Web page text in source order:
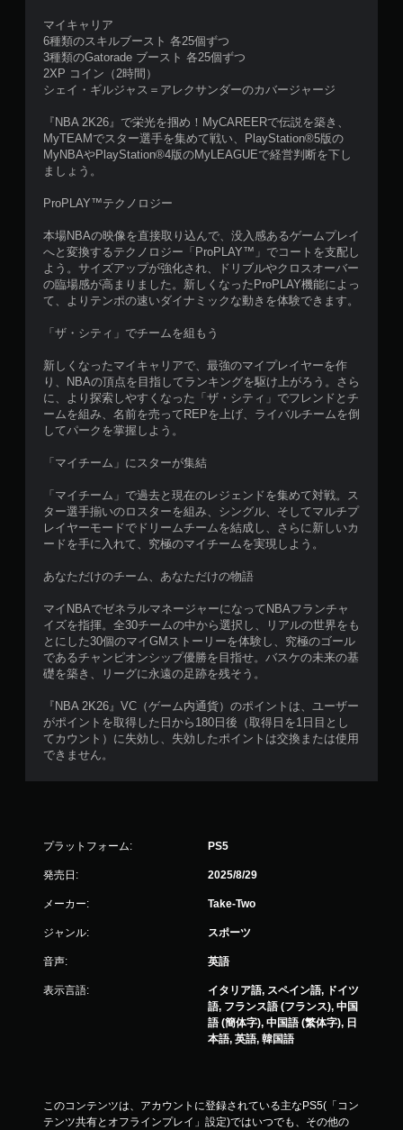
マイキャリア
6種類のスキルブースト 各25個ずつ
3種類のGatorade ブースト 各25個ずつ
2XP コイン（2時間）
シェイ・ギルジャス＝アレクサンダーのカバージャージ
『NBA 2K26』で栄光を掴め！MyCAREERで伝説を築き、
MyTEAMでスター選手を集めて戦い、PlayStation®5版の
MyNBAやPlayStation®4版のMyLEAGUEで経営判断を下し
ましょう。
ProPLAY™テクノロジー
本場NBAの映像を直接取り込んで、没入感あるゲームプレイ
へと変換するテクノロジー「ProPLAY™」でコートを支配し
よう。サイズアップが強化され、ドリブルやクロスオーバー
の臨場感が高まりました。新しくなったProPLAY機能によっ
て、よりテンポの速いダイナミックな動きを体験できます。
「ザ・シティ」でチームを組もう
新しくなったマイキャリアで、最強のマイプレイヤーを作
り、NBAの頂点を目指してランキングを駆け上がろう。さら
に、より探索しやすくなった「ザ・シティ」でフレンドとチ
ームを組み、名前を売ってREPを上げ、ライバルチームを倒
してパークを掌握しよう。
「マイチーム」にスターが集結
「マイチーム」で過去と現在のレジェンドを集めて対戦。ス
ター選手揃いのロスターを組み、シングル、そしてマルチプ
レイヤーモードでドリームチームを結成し、さらに新しいカ
ードを手に入れて、究極のマイチームを実現しよう。
あなただけのチーム、あなただけの物語
マイNBAでゼネラルマネージャーになってNBAフランチャ
イズを指揮。全30チームの中から選択し、リアルの世界をも
とにした30個のマイGMストーリーを体験し、究極のゴール
であるチャンピオンシップ優勝を目指せ。バスケの未来の基
礎を築き、リーグに永遠の足跡を残そう。
『NBA 2K26』VC（ゲーム内通貨）のポイントは、ユーザー
がポイントを取得した日から180日後（取得日を1日目とし
てカウント）に失効し、失効したポイントは交換または使用
できません。
プラットフォーム: PS5
発売日: 2025/8/29
メーカー: Take-Two
ジャンル: スポーツ
音声: 英語
表示言語:
イタリア語, スペイン語, ドイツ
語, フランス語 (フランス), 中国
語 (簡体字), 中国語 (繁体字), 日
本語, 英語, 韓国語
このコンテンツは、アカウントに登録されている主なPS5(「コン
テンツ共有とオフラインプレイ」設定)ではいつでも、その他の